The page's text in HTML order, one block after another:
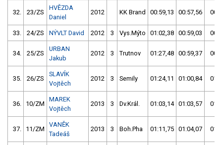
32. 23/ZS
HVĚZDA
Daniel
2012 KK Brand 00:59,13 00:57,56
33. 24/ZS NÝVLT David 2012 3 Vys.Mýto 01:02,38 00:59,03
34. 25/ZS
URBAN
Jakub
2012 3 Trutnov 01:27,48 00:59,37
35. 26/ZS
SLAVÍK
Vojtěch
2012 3 Semily 01:24,11 01:00,84
36. 10/ZM
MAREK
Vojtěch
2013 3 Dv.Král. 01:03,14 01:03,57
37. 11/ZM
VANĚK
Tadeáš
2013 3 Boh.Pha 01:11,75 01:04,07